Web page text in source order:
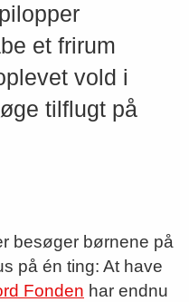
et frirum
vold i
tilflugt på
besøger børnene på
på én ting: At have
Fonden har endnu